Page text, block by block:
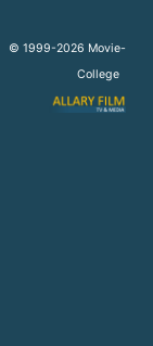
© 1999-2026 Movie-
College